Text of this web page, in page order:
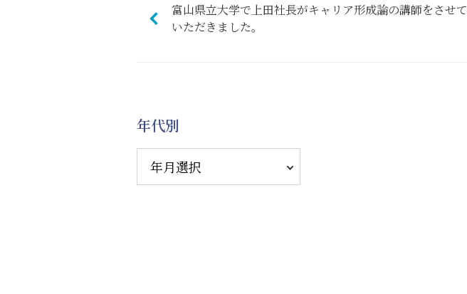
富山県立大学で上田社長がキャリア形成論の講師をさせて
いただきました。
年代別